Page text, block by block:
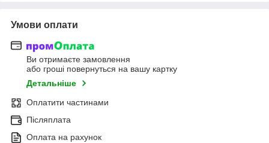
Умови оплати
Ви отримаєте замовлення
або гроші повернуться на вашу картку
Детальніше
Оплатити частинами
Післяплата
Оплата на рахунок